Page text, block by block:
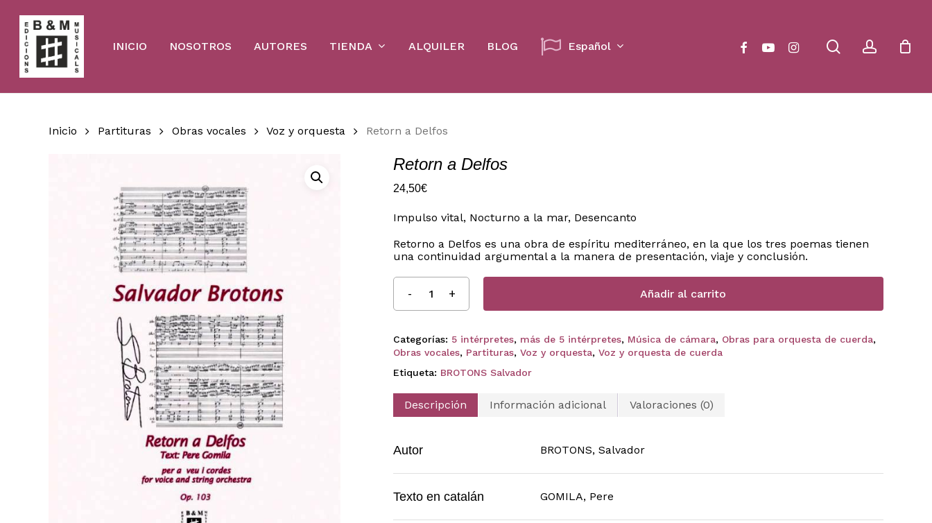
main
content
INICIO NOSOTROS AUTORES TIENDA ALQUILER BLOG Español searchaccount
facebookyoutubeinstagram Cart
Inicio Partituras Obras vocales Voz y orquesta Retorn a Delfos
Retorn a Delfos
24,50€
Impulso vital, Nocturno a la mar, Desencanto
Retorno a Delfos es una obra de espíritu mediterráneo, en la que los tres poemas tienen
una continuidad argumental a la manera de presentación, viaje y conclusión.
Añadir al carrito
Categorías: 5 intérpretes, más de 5 intérpretes, Música de cámara, Obras para orquesta de cuerda,
Obras vocales, Partituras, Voz y orquesta, Voz y orquesta de cuerda
Etiqueta: BROTONS Salvador
Descripción Información adicional Valoraciones (0)
Autor BROTONS, Salvador
Texto en catalán GOMILA, Pere